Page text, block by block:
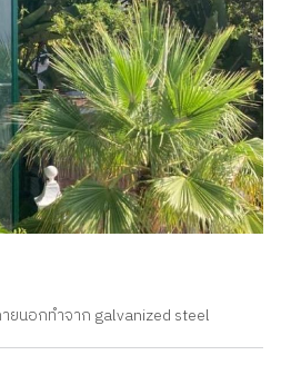
ยนอกทําจาก galvanized steel